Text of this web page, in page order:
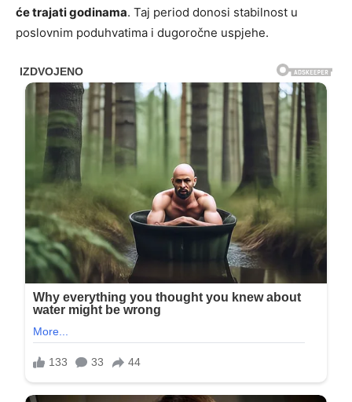
će trajati godinama. Taj period donosi stabilnost u
poslovnim poduhvatima i dugoročne uspjehe.